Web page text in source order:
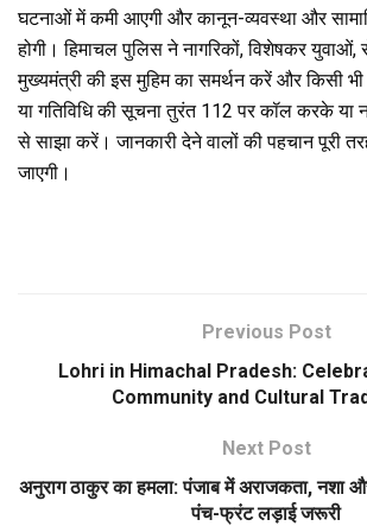
घटनाओं में कमी आएगी और कानून-व्यवस्था और
होगी। हिमाचल पुलिस ने नागरिकों, विशेषकर
मुख्यमंत्री की इस मुहिम का समर्थन करें और किसी भी
या गतिविधि की सूचना तुरंत 112 पर कॉल करके या
से साझा करें। जानकारी देने वालों की पहचान पूरी
जाएगी।
Previous Post
Lohri in Himachal Pradesh:
Community and Cultural
Next Post
अनुराग ठाकुर का हमला: पंजाब में अराजकता, नशा
पंच-फ्रंट लड़ाई जरूरी